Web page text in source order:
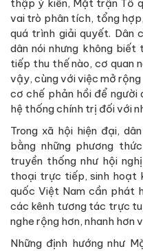
thập ý kiến, Mặt trận Tổ
vai trò phân tích, tổng
quá trình giải quyết. Dân
dân nói nhưng không biết
tiếp thu thế nào, cơ quan
vậy, cùng với việc mở
cơ chế phản hồi để
hệ thống chính trị đối với
Trong xã hội hiện đại,
bằng những phương
truyền thống như hội
thoại trực tiếp, sinh hoạt
quốc Việt Nam cần phát
các kênh tương tác trực
nghe rộng hơn, nhanh hơn
Những định hướng như